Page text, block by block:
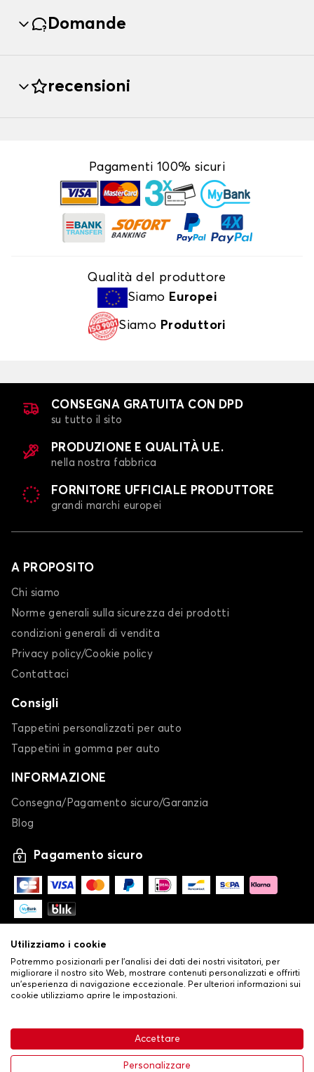
63,99 € Aggiungi al carrello
Domande
recensioni
Pagamenti 100% sicuri
Qualità del produttore
Siamo Europei
Siamo Produttori
CONSEGNA GRATUITA CON DPD
su tutto il sito
PRODUZIONE E QUALITÀ U.E.
nella nostra fabbrica
FORNITORE UFFICIALE PRODUTTORE
grandi marchi europei
A PROPOSITO
Chi siamo
Norme generali sulla sicurezza dei prodotti
condizioni generali di vendita
Privacy policy/Cookie policy
Contattaci
Consigli
Tappetini personalizzati per auto
Tappetini in gomma per auto
INFORMAZIONE
Consegna/Pagamento sicuro/Garanzia
Blog
Pagamento sicuro
Condizioni generali di vendita•
Politica sulla privacy e sui cookie•Livraison
Utilizziamo i cookie
Potremmo posizionarli per l'analisi dei dati dei nostri visitatori, per
migliorare il nostro sito Web, mostrare contenuti personalizzati e offrirti
un'esperienza di navigazione eccezionale. Per ulteriori informazioni sui
cookie utilizziamo aprire le impostazioni.
Accettare
Personalizzare